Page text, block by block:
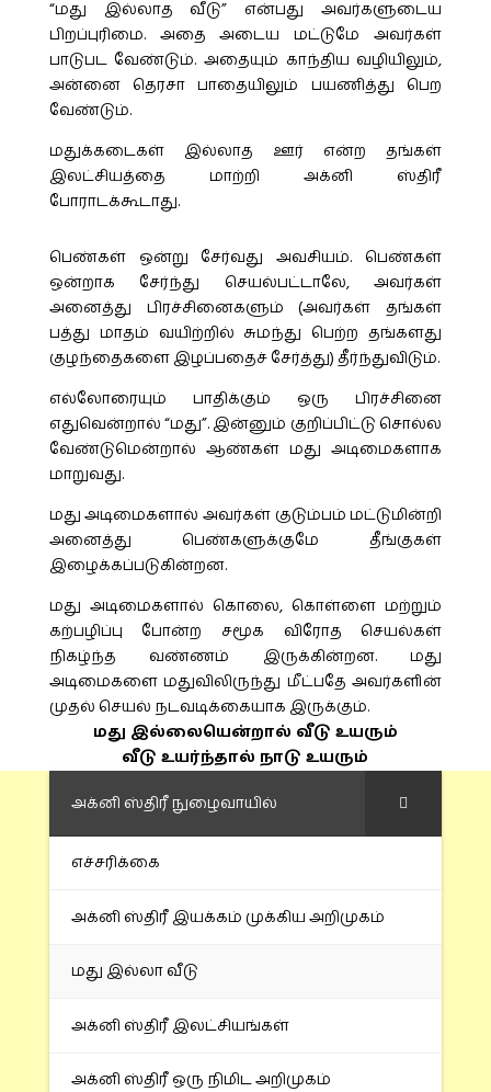
“மது இல்லாத வீடு” என்பது அவர்களுடைய
பிறப்புரிமை. அதை அடைய மட்டுமே அவர்கள்
பாடுபட வேண்டும். அதையும் காந்திய வழியிலும்,
அன்னை தெரசா பாதையிலும் பயணித்து பெற
வேண்டும்.
மதுக்கடைகள் இல்லாத ஊர் என்ற தங்கள்
இலட்சியத்தை மாற்றி அக்னி ஸ்திரீ
போராடக்கூடாது.
பெண்கள் ஒன்று சேர்வது அவசியம். பெண்கள்
ஒன்றாக சேர்ந்து செயல்பட்டாலே, அவர்கள்
அனைத்து பிரச்சினைகளும் (அவர்கள் தங்கள்
பத்து மாதம் வயிற்றில் சுமந்து பெற்ற தங்களது
குழந்தைகளை இழப்பதைச் சேர்த்து) தீர்ந்துவிடும்.
எல்லோரையும் பாதிக்கும் ஒரு பிரச்சினை
எதுவென்றால் “மது”. இன்னும் குறிப்பிட்டு சொல்ல
வேண்டுமென்றால் ஆண்கள் மது அடிமைகளாக
மாறுவது.
மது அடிமைகளால் அவர்கள் குடும்பம் மட்டுமின்றி
அனைத்து பெண்களுக்குமே தீங்குகள்
இழைக்கப்படுகின்றன.
மது அடிமைகளால் கொலை, கொள்ளை மற்றும்
கற்பழிப்பு போன்ற சமூக விரோத செயல்கள்
நிகழ்ந்த வண்ணம் இருக்கின்றன. மது
அடிமைகளை மதுவிலிருந்து மீட்பதே அவர்களின்
முதல் செயல் நடவடிக்கையாக இருக்கும்.
மது இல்லையென்றால் வீடு உயரும்
வீடு உயர்ந்தால் நாடு உயரும்
அக்னி ஸ்திரீ நுழைவாயில்
எச்சரிக்கை
அக்னி ஸ்திரீ இயக்கம் முக்கிய அறிமுகம்
மது இல்லா வீடு
அக்னி ஸ்திரீ இலட்சியங்கள்
அக்னி ஸ்திரீ ஒரு நிமிட அறிமுகம்